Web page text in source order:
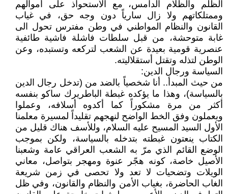
الظلم والظلام الدامس، مع الأستحواذ على أموالهم
وممتلكاتهم ولا زال سارياً دون وجه حق، في غياب
القانون والنظام المواطني في وطن مفترس تحول الى
غابة متوحشة، من قبل سلطات فاشلة فاشية طائفية
عنصرية قومية بعيدة عن الشعب لتركعه وتستبده، وعن
الوطن لتذله وتقتل أستقلاليته.
السياسة ورجال الدين:
من حيث المبدأ.. أنا شخصياً بالضد من (تدخل رجال الدين
بالسياسة)، وهذا ما يؤكده غبطة الباطريرك ساكو بنفسه
أكثر من مرة مشكوراً كما أكدوه أسلافه، وعملوا
ويعملون وفق الخط الواضح لنهجهم تقليداً لمسيرة معلمنا
الأول السيد المسيح عليه السلام، وللأسف هناك قليل من
الكتاب ينعتون غبطته بتدخله بالسياسة، ولكن بموجب
الوضع القائم الذي مرّ به الشعب العراقي عامة وشعبنا
الأصيل خاصة، كونه هجّر عنوة ومهجر بتواصل، معاني
الويلات وتضحيات لا تعد ولا تحصى في زمن شريعة
الغاب الحاضرة، بغياب الأمن والنظام والقانون، وفي ظل